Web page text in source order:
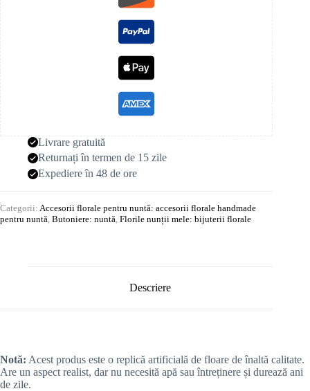
Livrare gratuită
Returnați în termen de 15 zile
Expediere în 48 de ore
Categorii: Accesorii florale pentru nuntă: accesorii florale handmade
pentru nuntă, Butoniere: nuntă, Florile nunții mele: bijuterii florale
Descriere
Notă: Acest produs este o replică artificială de floare de înaltă calitate.
Are un aspect realist, dar nu necesită apă sau întreținere și durează ani
de zile.